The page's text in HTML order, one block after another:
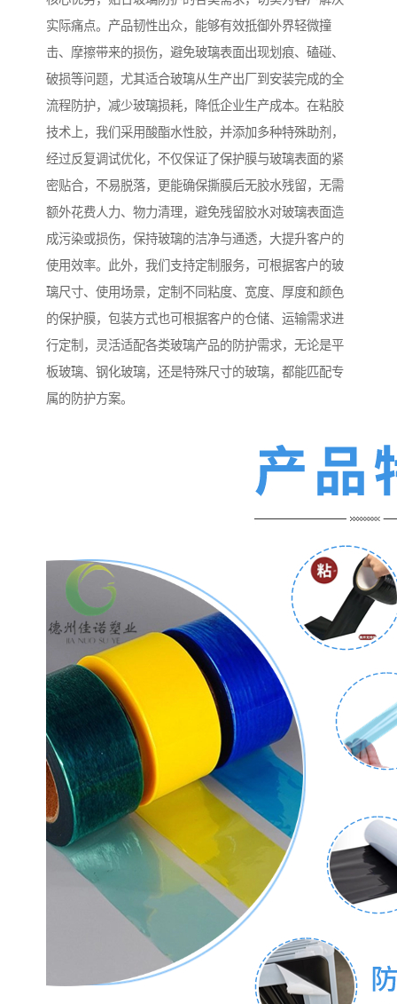
实际痛点。产品韧性出众，能够有效抵御外界轻微撞
击、摩擦带来的损伤，避免玻璃表面出现划痕、磕碰、
破损等问题，尤其适合玻璃从生产出厂到安装完成的全
流程防护，减少玻璃损耗，降低企业生产成本。在粘胶
技术上，我们采用酸酯水性胶，并添加多种特殊助剂，
经过反复调试优化，不仅保证了保护膜与玻璃表面的紧
密贴合，不易脱落，更能确保撕膜后无胶水残留，无需
额外花费人力、物力清理，避免残留胶水对玻璃表面造
成污染或损伤，保持玻璃的洁净与通透，大提升客户的
使用效率。此外，我们支持定制服务，可根据客户的玻
璃尺寸、使用场景，定制不同粘度、宽度、厚度和颜色
的保护膜，包装方式也可根据客户的仓储、运输需求进
行定制，灵活适配各类玻璃产品的防护需求，无论是平
板玻璃、钢化玻璃，还是特殊尺寸的玻璃，都能匹配专
属的防护方案。